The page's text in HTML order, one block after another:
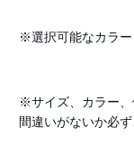
※選択可能なカラー
※サイズ、カラー、
間違いがないか必ず